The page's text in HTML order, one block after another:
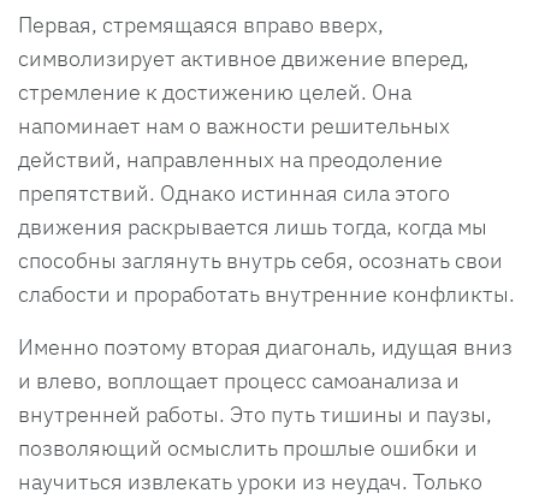
Первая, стремящаяся вправо вверх,
символизирует активное движение вперед,
стремление к достижению целей. Она
напоминает нам о важности решительных
действий, направленных на преодоление
препятствий. Однако истинная сила этого
движения раскрывается лишь тогда, когда мы
способны заглянуть внутрь себя, осознать свои
слабости и проработать внутренние конфликты.
Именно поэтому вторая диагональ, идущая вниз
и влево, воплощает процесс самоанализа и
внутренней работы. Это путь тишины и паузы,
позволяющий осмыслить прошлые ошибки и
научиться извлекать уроки из неудач. Только